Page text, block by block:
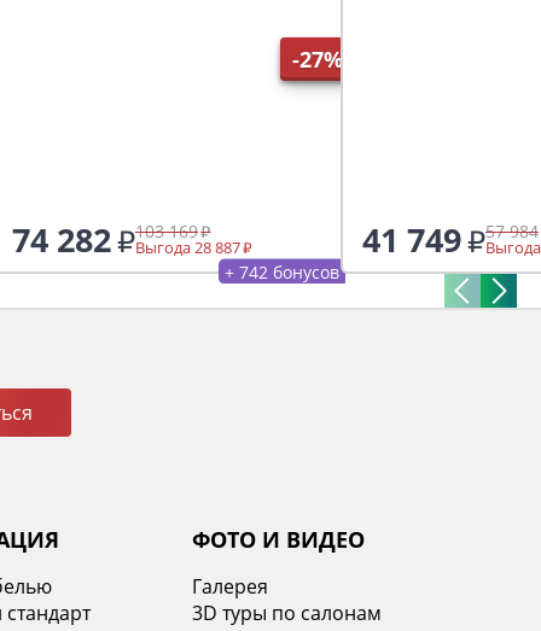
-27%
74 282 103 169
Выгода 28 887
+ 742 бонусов
41 749 57 984
ФОТО И ВИДЕО
Галерея
3D туры по салонам